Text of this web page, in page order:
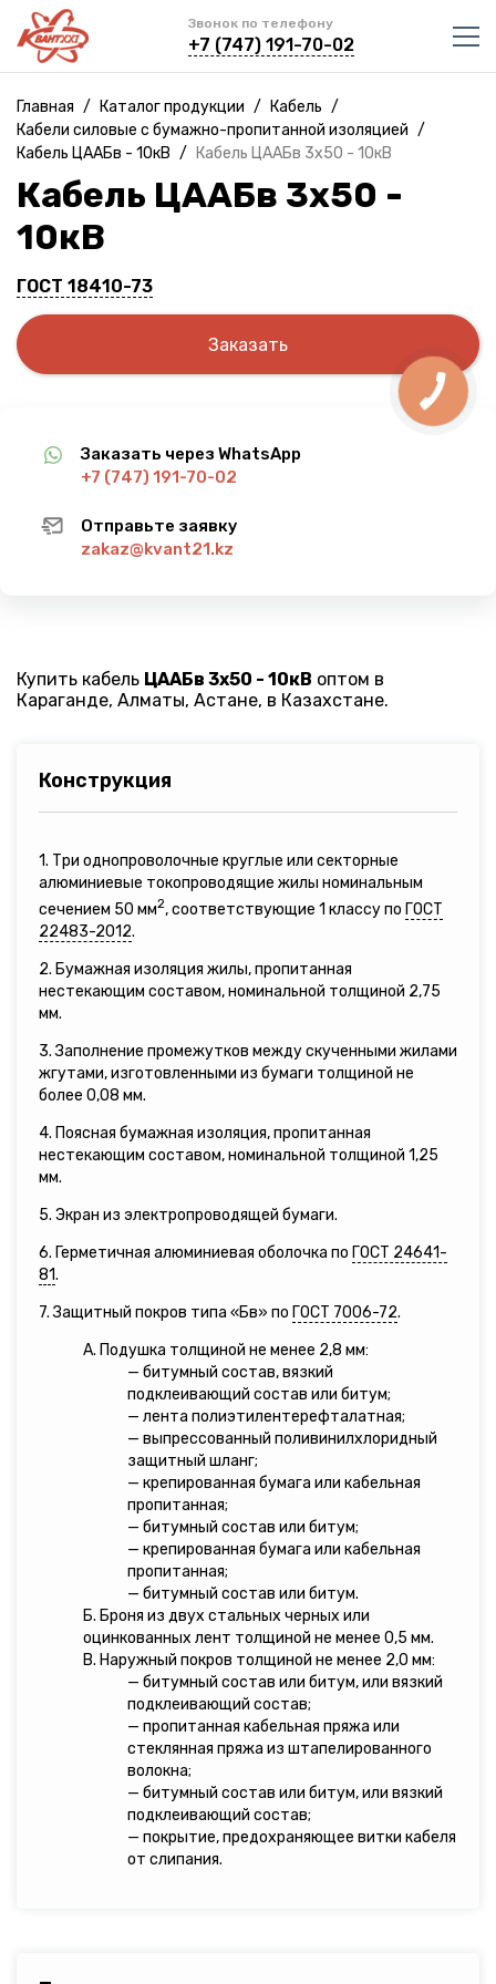
Звонок по телефону
+7 (747) 191-70-02
Главная / Каталог продукции / Кабель /
Кабели силовые с бумажно-пропитанной изоляцией /
Кабель ЦААБв - 10кВ / Кабель ЦААБв 3х50 - 10кВ
Кабель ЦААБв 3х50 -
10кВ
ГОСТ 18410-73
Заказать
Заказать через WhatsApp
+7 (747) 191-70-02
Отправьте заявку
zakaz@kvant21.kz
Купить кабель ЦААБв 3х50 - 10кВ оптом в
Караганде, Алматы, Астане, в Казахстане.
Конструкция
1. Три однопроволочные круглые или секторные
алюминиевые токопроводящие жилы номинальным
сечением 50 мм2, соответствующие 1 классу по ГОСТ
22483-2012.
2. Бумажная изоляция жилы, пропитанная
нестекающим составом, номинальной толщиной 2,75
мм.
3. Заполнение промежутков между скученными жилами
жгутами, изготовленными из бумаги толщиной не
более 0,08 мм.
4. Поясная бумажная изоляция, пропитанная
нестекающим составом, номинальной толщиной 1,25
мм.
5. Экран из электропроводящей бумаги.
6. Герметичная алюминиевая оболочка по ГОСТ 24641-
81.
7. Защитный покров типа «Бв» по ГОСТ 7006-72.
А. Подушка толщиной не менее 2,8 мм:
— битумный состав, вязкий
подклеивающий состав или битум;
— лента полиэтилентерефталатная;
— выпрессованный поливинилхлоридный
защитный шланг;
— крепированная бумага или кабельная
пропитанная;
— битумный состав или битум;
— крепированная бумага или кабельная
пропитанная;
— битумный состав или битум.
Б. Броня из двух стальных черных или
оцинкованных лент толщиной не менее 0,5 мм.
В. Наружный покров толщиной не менее 2,0 мм:
— битумный состав или битум, или вязкий
подклеивающий состав;
— пропитанная кабельная пряжа или
стеклянная пряжа из штапелированного
волокна;
— битумный состав или битум, или вязкий
подклеивающий состав;
— покрытие, предохраняющее витки кабеля
от слипания.